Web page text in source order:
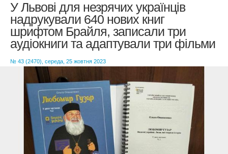
ЗДОРОВ'Я
НАУКА
КУЛЬТУРА
СПОРТ
ОПИТУВАННЯ
У Львові для незрячих українців
надрукували 640 нових книг
шрифтом Брайля, записали три
аудіокниги та адаптували три фільми
№ 43 (2470), середа, 25 жовтня 2023